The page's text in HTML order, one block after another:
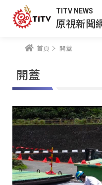
TITV NEWS
原視新聞
首頁 開蓋
開蓋